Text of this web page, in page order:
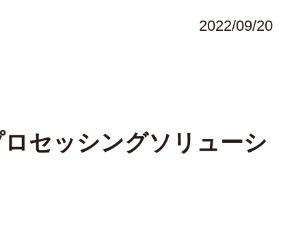
2022/09/20
セッシングソリューシ